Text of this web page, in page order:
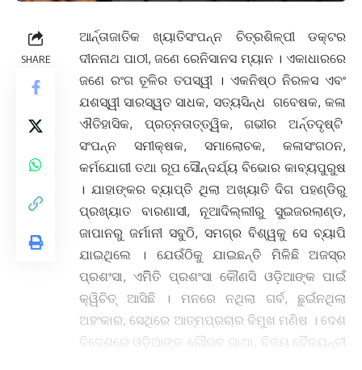
SHARE
ଆର୍ନ୍ତାଜାତିକ ଖ୍ୟାତିସଂପନ୍ନ ଚିତ୍ରଶିଳ୍ପୀ ଡକ୍ଟର
ଦୀନନାଥ ପାଠୀ, ଜଣେ ରେନିସାନସ ମ୍ୟାନ । ଏକାଧାରରେ
ଜଣେ ରଂଗ ତୂଳିର ତପସ୍ୱୀ । ଏକନିଷ୍ଠ ନିରଳସ ଏବଂ
ଯଶସ୍ୱୀ ସାରସ୍ୱତ ସାଧକ, ସତ୍ୟସିନ୍ଧ ଗବେଷକ, କଳା
ଐତିହାସିକ, ପ୍ରତ୍ନତାତ୍ତ୍ୱିକ, ଗଭୀର ଅର୍ନ୍ତଦୃଷ୍ଟି
ସଂପନ୍ନ ସମୀକ୍ଷକ, ସମାଲୋଚକ, କଳାସଂଗଠନ,
କର୍ମଯୋଗୀ ତଥା ରୂପ ସୌନ୍ଦର୍ଯ୍ୟ ବିଭୋର କାବ୍ୟପୁରୁଷ
। ଯାହାଙ୍କର ବ୍ୟାପ୍ତି ଥିଲା ଅଖ୍ୟାତି ଦିଗ ପହଣ୍ଡିରୁ
ପ୍ରଖ୍ୟାତ ବାରଣାସୀ, ନୂଆଦିଲ୍ଲୀରୁ ସୁଇଜରଲାଣ୍ଡ,
ଜାପାନରୁ ଜର୍ମାନୀ ସବୁଠି, ସମଗ୍ର ବିଶ୍ୱକୁ ସେ ବ୍ୟାପି
ଯାଇଥିଲେ । ଯେଉଁଠିକୁ ଯାଇଛନ୍ତି ମିଳିଛି ଅଜସ୍ର
ପ୍ରଶଂସା, ଏମିିିତି ପ୍ରଶଂସା କୌଣସି ଓଡ଼ିଆଙ୍କ ପାଇଁ
କ୍ୱିଚିତ୍ ଆସିଛି । ମନରେ ନଥିଲା ଗର୍ବ, ଛୁଇଁନଥିଲା
ଅହଂକାର, ସେଥିରେ ଆତ୍ମପ୍ରଚାର ବିମୁଖ ମଣିଷ । ଦେଶ
ବିଦେଶରେ ଓଡ଼ିଆଙ୍କ ଗୌରବ ଗାଥା, ବିଜୟ ବୈଜୟନ୍ତୀ